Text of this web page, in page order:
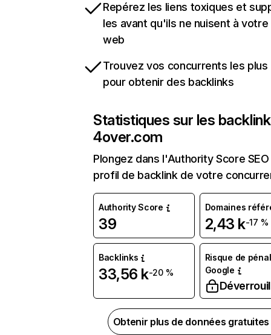
Repérez les liens toxiques et
les avant qu'ils ne nuisent à
web
Trouvez vos concurrents les
pour obtenir des backlinks
Statistiques sur les
4over.com
Plongez dans l'Authority Score
profil de backlink de votre
Authority Score
39
Domaines
2,43 k-17 %
Backlinks
33,56 k-20 %
Risque de
Google
Obtenir plus de données